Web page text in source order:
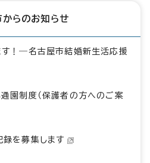
らのお知らせ
す！―名古屋市結婚新生活応援
園制度（保護者の方へのご案
を募集します